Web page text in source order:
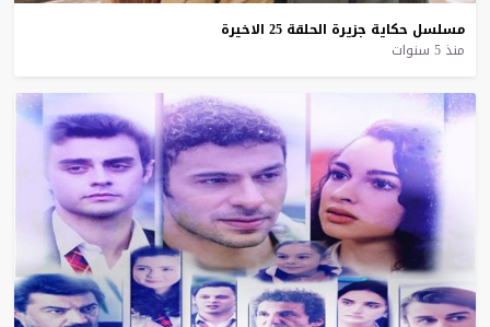
مسلسل حكاية جزيرة الحلقة 25 الاخيرة
منذ 5 سنوات